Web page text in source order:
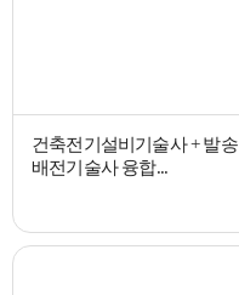
건축전기설비기술사 + 발송
배전기술사 융합...